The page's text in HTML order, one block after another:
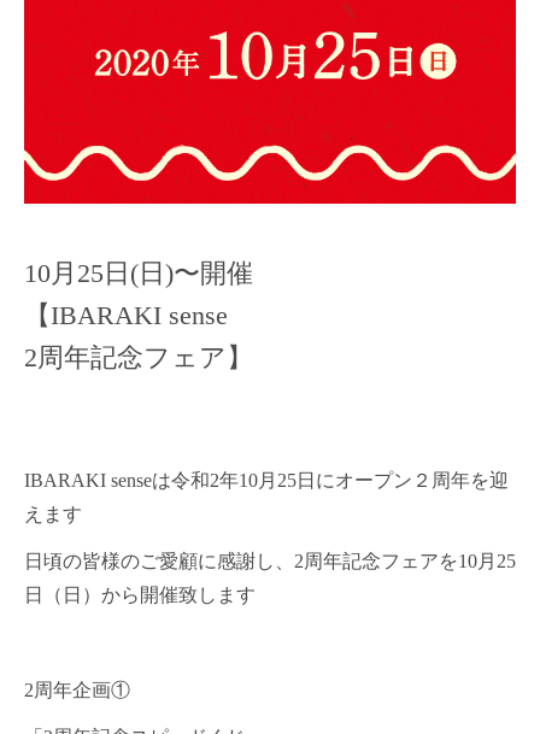
10月25日(日)〜開催
【IBARAKI sense
2周年記念フェア】
IBARAKI senseは令和2年10月25日にオープン２周年を迎
えます
日頃の皆様のご愛顧に感謝し、2周年記念フェアを10月25
日（日）から開催致します
2周年企画①